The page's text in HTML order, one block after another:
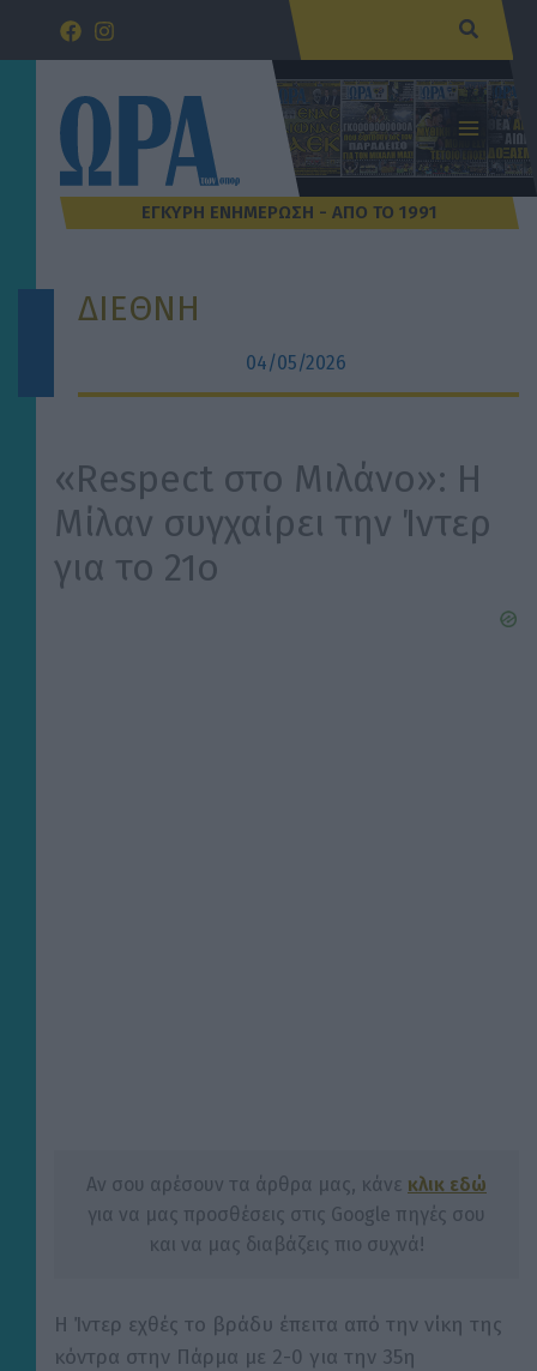
Μετάβαση
ΔΙΕΘΝΗ
04/05/2026
«Respect στο Μιλάνο»: Η
Μίλαν συγχαίρει την Ίντερ
για το 21ο
Αν σου αρέσουν τα άρθρα μας, κάνε κλικ εδώ
για να μας προσθέσεις στις Google πηγές σου
και να μας διαβάζεις πιο συχνά!
Η Ίντερ εχθές το βράδυ έπειτα από την νίκη της
κόντρα στην Πάρμα με 2-0 για την 35η